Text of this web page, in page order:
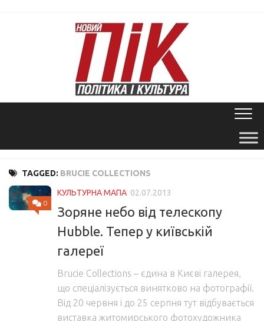
TAGGED: BRUCIE COLLECTIONS
0
КУЛЬТУРНА МАПА 02.07.2013
Зоряне небо від телескопу
Hubble. Тепер у київській
галереї
Brucie Collections – єдина в Києві галерея,
що спеціалізується винятково на фотографії.
Від 20 червня і до 25 серпня тут відбувається
виставка житомирського фотохудожника